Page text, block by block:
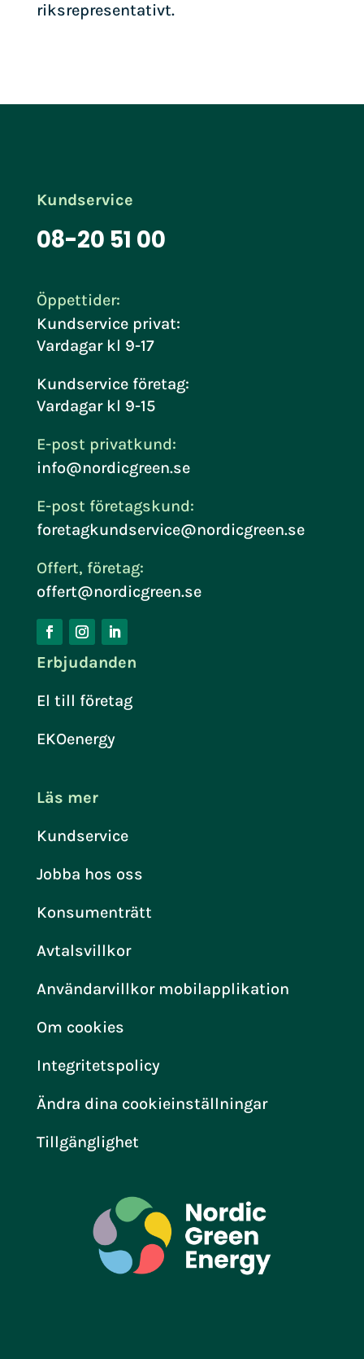
riksrepresentativt.​
Kundservice
08-20 51 00
Öppettider:
Kundservice privat:
Vardagar kl 9-17
Kundservice företag:
Vardagar kl 9-15
E-post privatkund:
info@nordicgreen.se
E-post företagskund:
foretagkundservice@nordicgreen.se
Offert, företag:
offert@nordicgreen.se
Erbjudanden
El till företag
EKOenergy
Läs mer
Kundservice
Jobba hos oss
Konsumenträtt
Avtalsvillkor
Användarvillkor mobilapplikation
Om cookies
Integritetspolicy
Ändra dina cookieinställningar
Tillgänglighet